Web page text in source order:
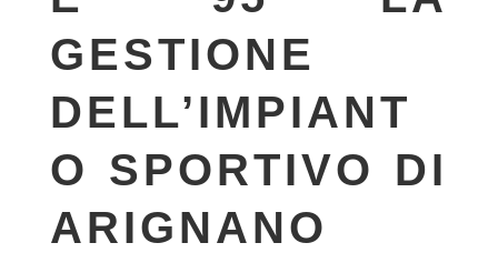
GESTIONE
DELL’IMPIANT
O SPORTIVO DI
ARIGNANO